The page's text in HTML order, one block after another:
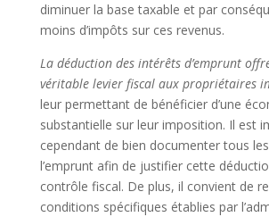
diminuer la base taxable et par
moins d’impôts sur ces revenus.
La déduction des intérêts d’emprunt
véritable levier fiscal aux propriétaires
leur permettant de bénéficier d’une
substantielle sur leur imposition. Il est
cependant de bien documenter tous
l’emprunt afin de justifier cette
contrôle fiscal. De plus, il convient de
conditions spécifiques établies par